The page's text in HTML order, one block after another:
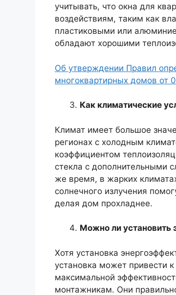
учитывать, что окна для
воздействиям, таким как
пластиковыми или
обладают хорошими
Об утверждении Правил
многоквартирных домов от
Как климатические
Климат имеет большое
регионах с холодным
коэффициентом
стекла с дополнительными
же время, в жарких
солнечного излучения
делая дом прохладнее.
Можно ли установить
Хотя установка
установка может привести
максимальной
монтажникам. Они